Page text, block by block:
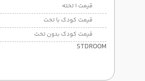
قیمت 1 تخته
قیمت کودک با تخت
قیمت کودک بدون تخت
STDROOM